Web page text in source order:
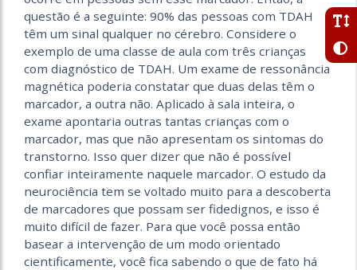
questão é a seguinte: 90% das pessoas com TDAH
têm um sinal qualquer no cérebro. Considere o
exemplo de uma classe de aula com três crianças
com diagnóstico de TDAH. Um exame de ressonância
magnética poderia constatar que duas delas têm o
marcador, a outra não. Aplicado à sala inteira, o
exame apontaria outras tantas crianças com o
marcador, mas que não apresentam os sintomas do
transtorno. Isso quer dizer que não é possível
confiar inteiramente naquele marcador. O estudo da
neurociência tem se voltado muito para a descoberta
de marcadores que possam ser fidedignos, e isso é
muito difícil de fazer. Para que você possa então
basear a intervenção de um modo orientado
cientificamente, você fica sabendo o que de fato há